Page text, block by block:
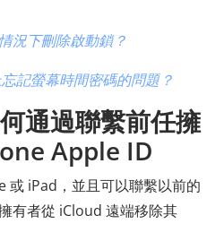
況下刪除啟動鎖？
記螢幕時間密碼的問題？
通過聯繫前任擁
Apple ID
或 iPad，並且可以聯繫以前的
有者從 iCloud 遠端移除其